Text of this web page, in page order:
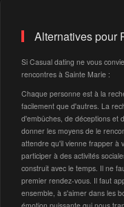
Alternatives pour
Si Casual dating ne vous
rencontres à Sainte Marie :
Chaque personne est à la
facilement que d'autres. La
d'embûches, de déceptions et
donner les moyens de le
attendre qu'il vienne frapper à
participer à des activités
construit avec le temps. Il ne
premier rendez-vous. Il faut
ensemble, à s'aimer dans les